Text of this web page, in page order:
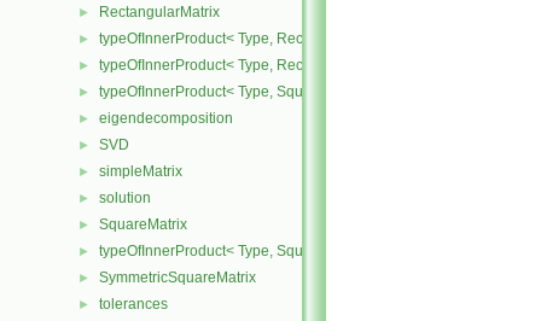
► RectangularMatrix
► typeOfInnerProduct< Type, RectangularMatrix< Type >,
► typeOfInnerProduct< Type, RectangularMatrix< Type >,
► typeOfInnerProduct< Type, SquareMatrix< Type >,
► eigendecomposition
► SVD
► simpleMatrix
► solution
► SquareMatrix
► typeOfInnerProduct< Type, SquareMatrix< Type >, SquareMatrix<
► SymmetricSquareMatrix
► tolerances